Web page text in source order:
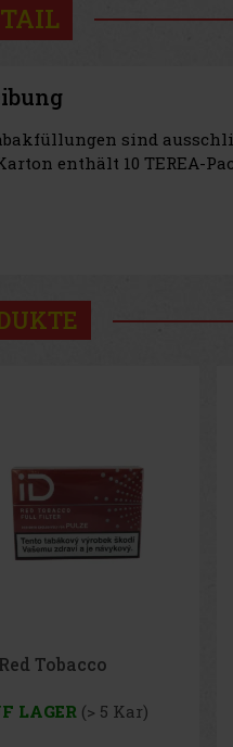
sind
enthält 10 TEREA-
Wind Fuse S50
LAGER (> 5 Kar)